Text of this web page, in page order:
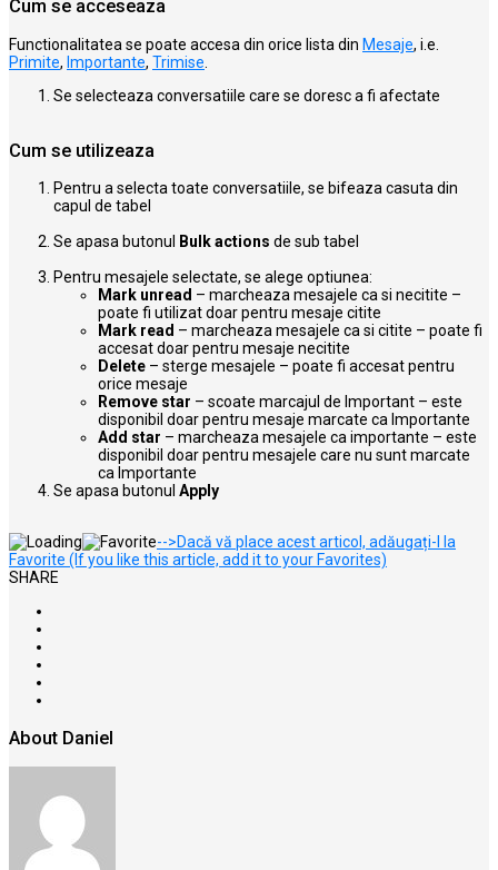
Cum se acceseaza
Functionalitatea se poate accesa din orice lista din Mesaje, i.e.
Primite, Importante, Trimise
Se selecteaza conversatiile care se doresc a fi afectate
Cum se utilizeaza
Pentru a selecta toate conversatiile, se bifeaza casuta din
capul de tabel
Se apasa butonul
Bulk actions de sub tabel
Pentru mesajele selectate, se alege optiunea:
Mark unread – marcheaza mesajele ca si necitite –
poate fi utilizat doar pentru mesaje citite
Mark read – marcheaza mesajele ca si citite – poate fi
accesat doar pentru mesaje necitite
Delete – sterge mesajele – poate fi accesat pentru
orice mesaje
Remove star – scoate marcajul de Important – este
disponibil doar pentru mesaje marcate ca Importante
Add star – marcheaza mesajele ca importante – este
disponibil doar pentru mesajele care nu sunt marcate
ca Importante
Se apasa butonul Apply
-->Dacă vă place acest articol, adăugați-l la
Favorite (If you like this article, add it to your Favorites)
SHARE
About Daniel